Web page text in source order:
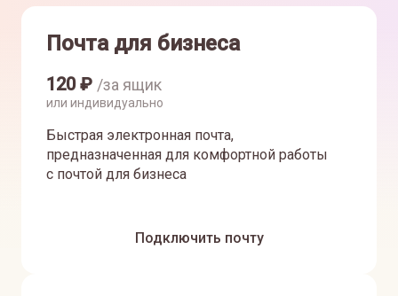
Почта для бизнеса
120₽ /за ящик
или индивидуально
Быстрая электронная почта,
предназначенная для комфортной работы
с почтой для бизнеса
Подключить почту